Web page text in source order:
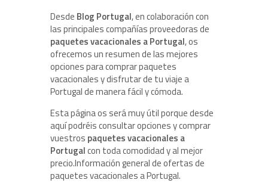
Desde Blog Portugal, en colaboración con
las principales compañías proveedoras de
paquetes vacacionales a Portugal, os
ofrecemos un resumen de las mejores
opciones para comprar paquetes
vacacionales y disfrutar de tu viaje a
Portugal de manera fácil y cómoda.
Esta página os será muy útil porque desde
aquí podréis consultar opciones y comprar
vuestros paquetes vacacionales a
Portugalcon toda comodidad y al mejor
precio.Información general de ofertas de
paquetes vacacionales a Portugal.